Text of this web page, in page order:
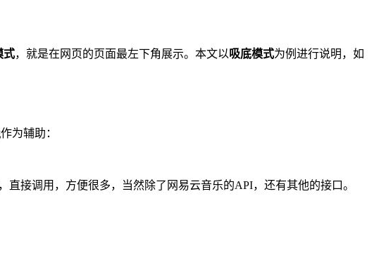
式，就是在网页的页面最左下角展示。本文以吸底模式为例进行说明，如
作为辅助：
接调用，方便很多，当然除了网易云音乐的API，还有其他的接口。